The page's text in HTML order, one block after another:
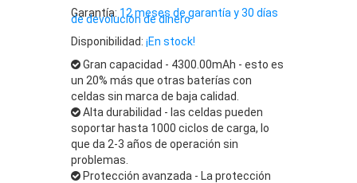
Garantía: 12 meses de garantía y 30 días
de devolución de dinero
Disponibilidad: ¡En stock!
Gran capacidad - 4300.00mAh - esto es
un 20% más que otras baterías con
celdas sin marca de baja calidad.
Alta durabilidad - las celdas pueden
soportar hasta 1000 ciclos de carga, lo
que da 2-3 años de operación sin
problemas.
Protección avanzada - La protección